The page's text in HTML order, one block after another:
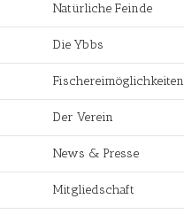
Natürliche Feinde
Die Ybbs
Fischereimöglichkeiten
Der Verein
News & Presse
Mitgliedschaft